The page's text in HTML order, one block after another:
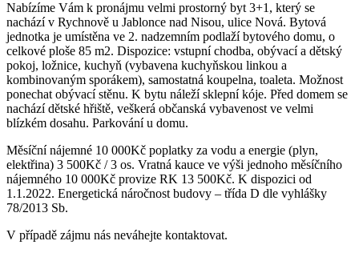
Nabízíme Vám k pronájmu velmi prostorný byt 3+1, který se
nachází v Rychnově u Jablonce nad Nisou, ulice Nová. Bytová
jednotka je umístěna ve 2. nadzemním podlaží bytového domu, o
celkové ploše 85 m2. Dispozice: vstupní chodba, obývací a dětský
pokoj, ložnice, kuchyň (vybavena kuchyňskou linkou a
kombinovaným sporákem), samostatná koupelna, toaleta. Možnost
ponechat obývací stěnu. K bytu náleží sklepní kóje. Před domem se
nachází dětské hřiště, veškerá občanská vybavenost ve velmi
blízkém dosahu. Parkování u domu.
Měsíční nájemné 10 000Kč poplatky za vodu a energie (plyn,
elektřina) 3 500Kč / 3 os. Vratná kauce ve výši jednoho měsíčního
nájemného 10 000Kč provize RK 13 500Kč. K dispozici od
1.1.2022. Energetická náročnost budovy – třída D dle vyhlášky
78/2013 Sb.
V případě zájmu nás neváhejte kontaktovat.